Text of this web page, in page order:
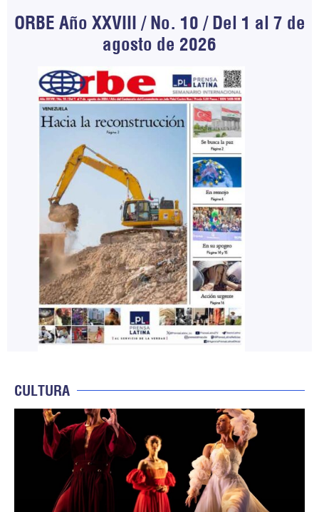
ORBE Año XXVIII / No. 10 / Del 1 al 7 de
agosto de 2026
CULTURA